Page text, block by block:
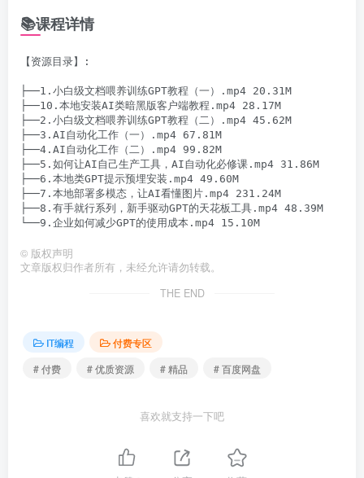
📚课程详情
【资源目录】:
├──1.小白级文档喂养训练GPT教程（一）.mp4 20.31M
├──10.本地安装AI类暗黑版客户端教程.mp4 28.17M
├──2.小白级文档喂养训练GPT教程（二）.mp4 45.62M
├──3.AI自动化工作（一）.mp4 67.81M
├──4.AI自动化工作（二）.mp4 99.82M
├──5.如何让AI自己生产工具，AI自动化必修课.mp4 31.86M
├──6.本地类GPT提示预埋安装.mp4 49.60M
├──7.本地部署多模态，让AI看懂图片.mp4 231.24M
├──8.有手就行系列，新手驱动GPT的天花板工具.mp4 48.39M
© 版权声明
文章版权归作者所有，未经允许请勿转载。
THE END
IT编程
付费专区
# 付费
# 优质资源 # 精品 # 百度网盘
喜欢就支持一下吧